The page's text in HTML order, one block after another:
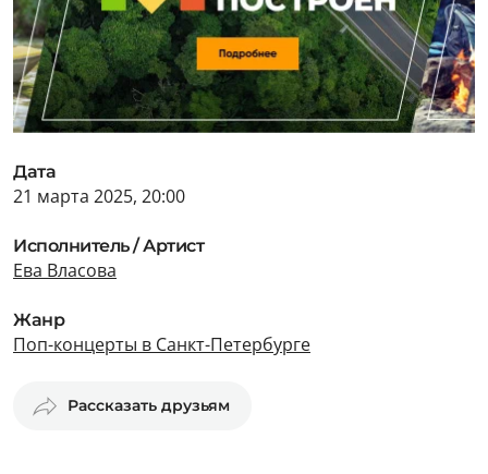
Дата
21 марта 2025, 20:00
Исполнитель / Артист
Ева Власова
Жанр
Поп-концерты в Санкт-Петербурге
Рассказать друзьям